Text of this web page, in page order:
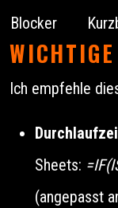
Blocker
Ich empfehle
Sheets:
(angepasst